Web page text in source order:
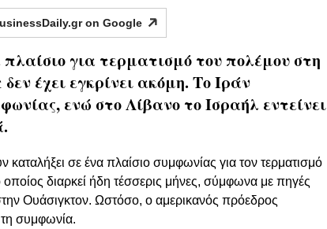
on Google
για τερματισμό του πολέμου στη
έχει εγκρίνει ακόμη. Το Ιράν
ενώ στο Λίβανο το Ισραήλ εντείνει
καταλήξει σε ένα πλαίσιο συμφωνίας για τον τερματισμό
διαρκεί ήδη τέσσερις μήνες, σύμφωνα με πηγές
Ουάσιγκτον. Ωστόσο, ο αμερικανός πρόεδρος
τη συμφωνία.